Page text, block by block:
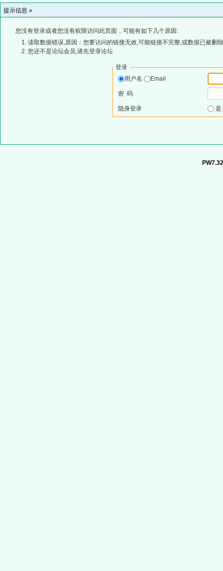
提示信息 »
您没有登录或者您没有权限访问此页面，可能有如下几个原因:
读取数据错误,原因：您要访问的链接无效,可能链接不完整,或数据已被删
您还不是论坛会员,请先登录论坛
登录
用户名
Email
密 码
隐身登录